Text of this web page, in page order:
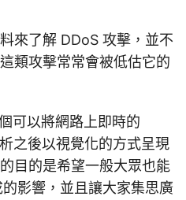
來了解 DDoS 攻擊，並不
類攻擊常常會被低估它的
可以將網路上即時的
之後以視覺化的方式呈現
目的是希望一般大眾也能
影響，並且讓大家集思廣